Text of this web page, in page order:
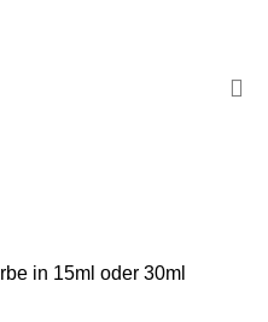
in 15ml oder 30ml